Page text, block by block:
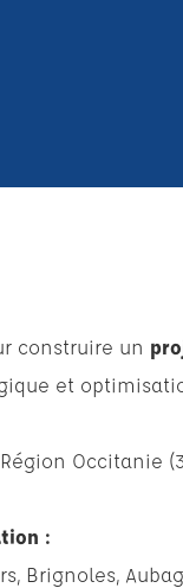
construire un
et
Région Occitanie
:
, Brignoles,